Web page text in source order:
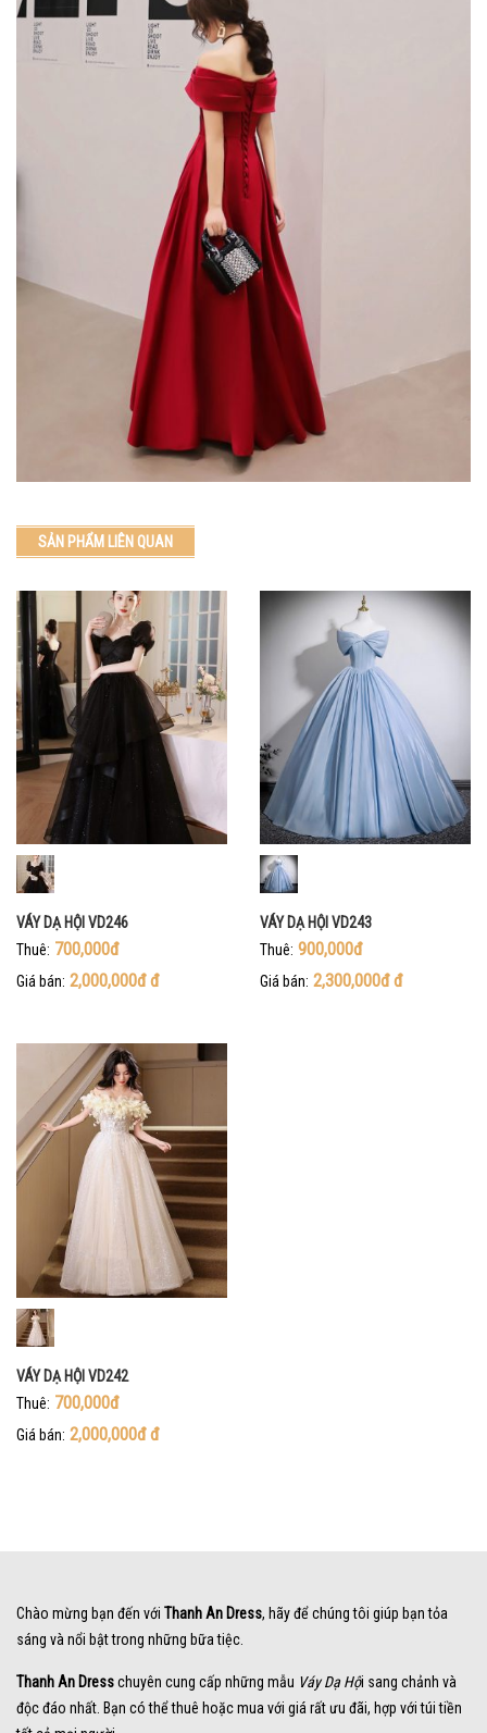
SẢN PHẨM LIÊN QUAN
VÁY DẠ HỘI VD246
Thuê: 700,000đ
Giá bán: 2,000,000đđ
VÁY DẠ HỘI VD243
Thuê: 900,000đ
Giá bán: 2,300,000đđ
VÁY DẠ HỘI VD242
Thuê: 700,000đ
Giá bán: 2,000,000đđ
Chào mừng bạn đến với Thanh An Dress, hãy để chúng tôi giúp bạn tỏa
sáng và nổi bật trong những bữa tiệc.
Thanh An Dresschuyên cung cấp những mẫu Váy Dạ Hội sang chảnh và
độc đáo nhất. Bạn có thể thuê hoặc mua với giá rất ưu đãi, hợp với túi tiền